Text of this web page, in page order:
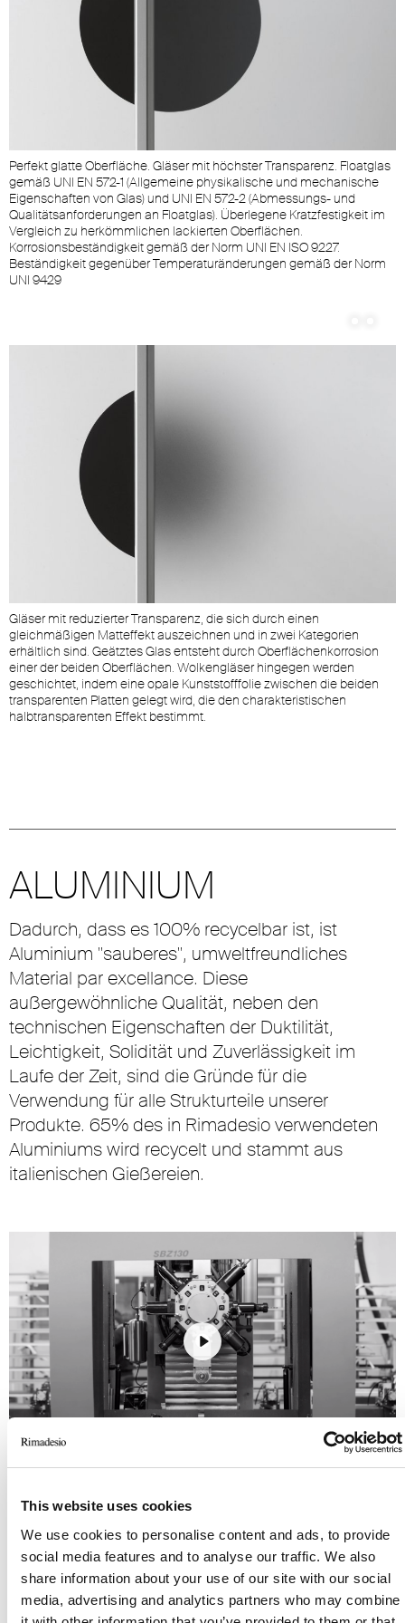
This website uses cookies
We use cookies to personalise content and ads, to provide
social media features and to analyse our traffic. We also
share information about your use of our site with our social
media, advertising and analytics partners who may combine
Perfekt glatte Oberfläche. Gläser mit höchster Transparenz. Floatglas
gemäß UNI EN 572-1 (Allgemeine physikalische und mechanische
Eigenschaften von Glas) und UNI EN 572-2 (Abmessungs- und
Qualitätsanforderungen an Floatglas). Überlegene Kratzfestigkeit im
Vergleich zu herkömmlichen lackierten Oberflächen.
Korrosionsbeständigkeit gemäß der Norm UNI EN ISO 9227.
Beständigkeit gegenüber Temperaturänderungen gemäß der Norm
UNI 9429
Gläser mit reduzierter Transparenz, die sich durch einen
gleichmäßigen Matteffekt auszeichnen und in zwei Kategorien
erhältlich sind. Geätztes Glas entsteht durch Oberflächenkorrosion
einer der beiden Oberflächen. Wolkengläser hingegen werden
geschichtet, indem eine opale Kunststofffolie zwischen die beiden
transparenten Platten gelegt wird, die den charakteristischen
halbtransparenten Effekt bestimmt.
ALUMINIUM
Dadurch, dass es 100% recycelbar ist, ist
Aluminium "sauberes", umweltfreundliches
Material par excellance. Diese
außergewöhnliche Qualität, neben den
technischen Eigenschaften der Duktilität,
Leichtigkeit, Solidität und Zuverlässigkeit im
Laufe der Zeit, sind die Gründe für die
Verwendung für alle Strukturteile unserer
Produkte. 65% des in Rimadesio verwendeten
Aluminiums wird recycelt und stammt aus
italienischen Gießereien.
Settings
Play
Aluminium und seine Legierungen zeichnen sich
Verhältnis zwischen Festigkeit und Gewicht aus.
Das spezifische Gewicht von Aluminium (2,71 kg
/ dm3) beträgt tatsächlich etwa ein Drittel des